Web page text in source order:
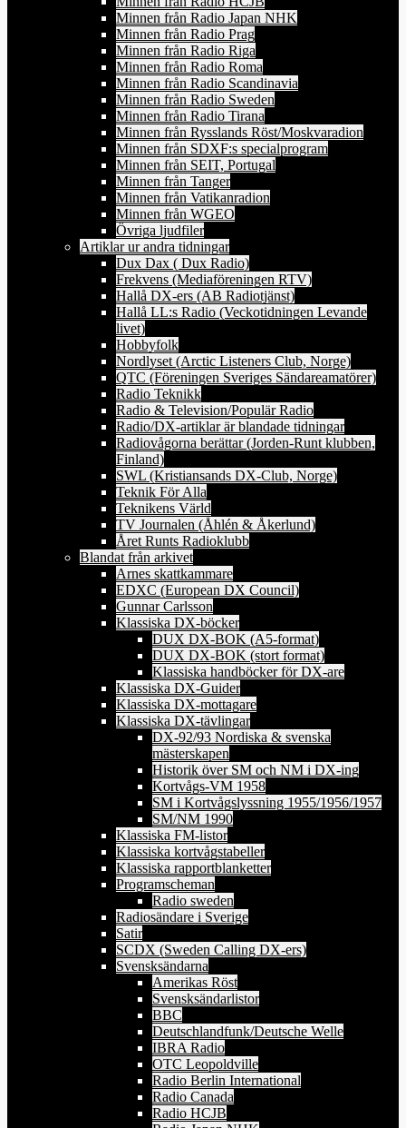
Minnen från Radio Japan NHK
Minnen från Radio Prag
Minnen från Radio Riga
Minnen från Radio Roma
Minnen från Radio Scandinavia
Minnen från Radio Sweden
Minnen från Radio Tirana
Minnen från Rysslands Röst/Moskvaradion
Minnen från SDXF:s specialprogram
Minnen från SEIT, Portugal
Minnen från Tanger
Minnen från Vatikanradion
Minnen från WGEO
Övriga ljudfiler
Artiklar ur andra tidningar
Dux Dax ( Dux Radio)
Frekvens (Mediaföreningen RTV)
Hallå DX-ers (AB Radiotjänst)
Hallå LL:s Radio (Veckotidningen Levande
livet)
Hobbyfolk
Nordlyset (Arctic Listeners Club, Norge)
QTC (Föreningen Sveriges Sändareamatörer)
Radio Teknikk
Radio & Television/Populär Radio
Radio/DX-artiklar är blandade tidningar
Radiovågorna berättar (Jorden-Runt klubben,
Finland)
SWL (Kristiansands DX-Club, Norge)
Teknik För Alla
Teknikens Värld
TV Journalen (Åhlén & Åkerlund)
Året Runts Radioklubb
Blandat från arkivet
Arnes skattkammare
EDXC (European DX Council)
Gunnar Carlsson
Klassiska DX-böcker
DUX DX-BOK (A5-format)
DUX DX-BOK (stort format)
Klassiska handböcker för DX-are
Klassiska DX-Guider
Klassiska DX-mottagare
Klassiska DX-tävlingar
DX-92/93 Nordiska & svenska
mästerskapen
Historik över SM och NM i DX-ing
Kortvågs-VM 1958
SM i Kortvågslyssning 1955/1956/1957
SM/NM 1990
Klassiska FM-listor
Klassiska kortvågstabeller
Klassiska rapportblanketter
Programscheman
Radio sweden
Radiosändare i Sverige
Satir
SCDX (Sweden Calling DX-ers)
Svensksändarna
Amerikas Röst
Svensksändarlistor
BBC
Deutschlandfunk/Deutsche Welle
IBRA Radio
OTC Leopoldville
Radio Berlin International
Radio Canada
Radio HCJB